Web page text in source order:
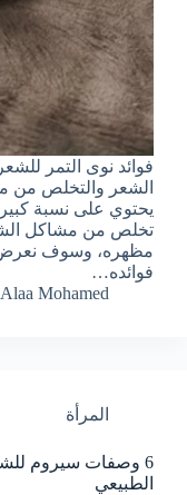
فوائد نوى التمر
الشعر والتخلص من
يحتوي على نسبة
تخلص من مشاكل
مظهره، وسوف نعرض
فوائده…
Alaa Mohamed
المرأة
6 وصفات سيروم
الطبيعي